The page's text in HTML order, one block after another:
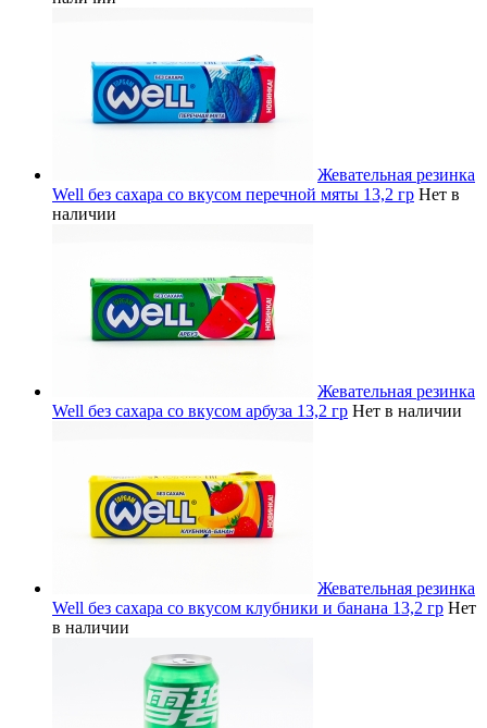
Жевательная резинка
Well без сахара со вкусом перечной мяты 13,2 гр Нет в
наличии
Жевательная резинка
Well без сахара со вкусом арбуза 13,2 гр Нет в наличии
Жевательная резинка
Well без сахара со вкусом клубники и банана 13,2 гр Нет
в наличии